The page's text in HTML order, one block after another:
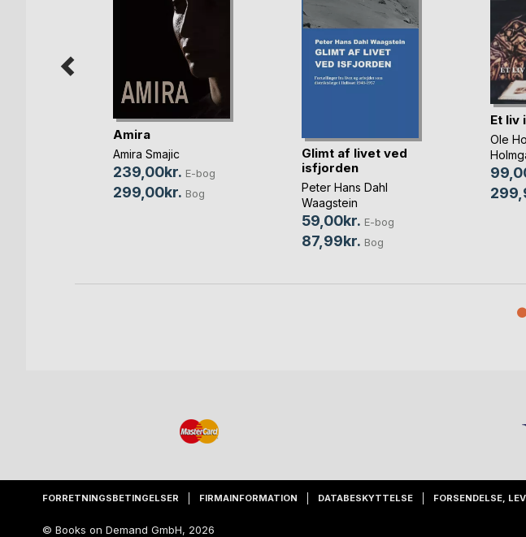
Amira
Amira Smajic
239,00kr. E-bog
299,00kr. Bog
Glimt af livet ved
isfjorden
Peter Hans Dahl
Waagstein
59,00kr. E-bog
87,99kr. Bog
Et liv
Ole
FORRETNINGSBETINGELSER FIRMAINFORMATION DATABESKYTTELSE FORSENDELSE,
© Books on Demand GmbH, 2026